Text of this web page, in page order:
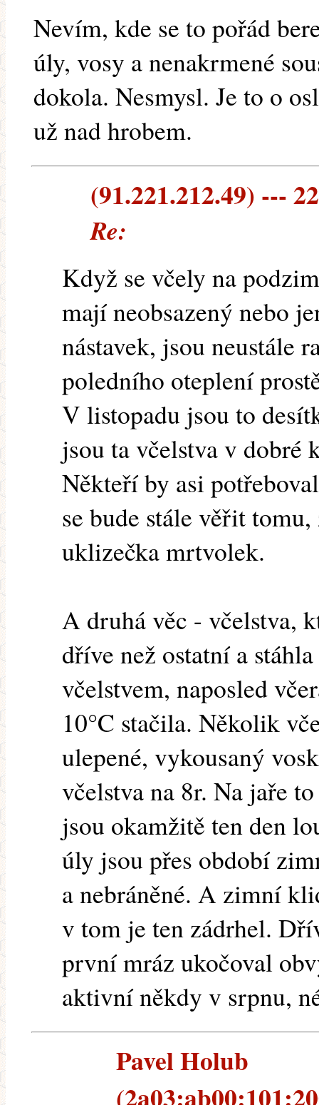
Nevím, kde se to pořád
úly, vosy a nenakrmené
dokola. Nesmysl. Je to o
už nad hrobem.
(91.221.212.49) ---
Re:
Když se včely na
mají neobsazený nebo
nástavek, jsou neustále
poledního oteplení
V listopadu jsou to
jsou ta včelstva v dobré
Někteří by asi
se bude stále věřit
uklizečka mrtvolek.
A druhá věc - včelstva,
dříve než ostatní a
včelstvem, naposled
10°C stačila. Několik
ulepené, vykousaný
včelstva na 8r. Na jaře
jsou okamžitě ten den
úly jsou přes období
a nebráněné. A zimní
v tom je ten zádrhel.
první mráz ukočoval
aktivní někdy v srpnu,
Pavel Holub